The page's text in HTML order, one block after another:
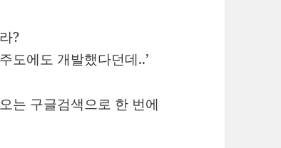
?
도에도 개발했다던데..’
는 구글검색으로 한 번에